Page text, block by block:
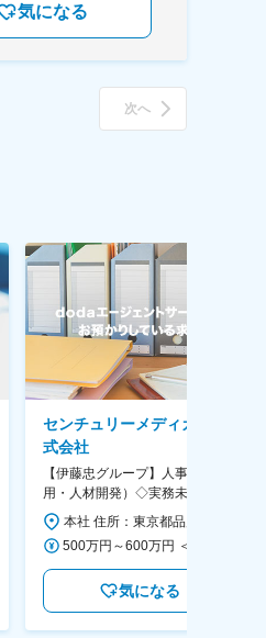
気になる
次へ
センチュリーメディカル株
式会社
【伊藤忠グループ】人事（採
用・人材開発）◇実務未経験歓
迎！／リモート有／年休124日
／福利厚生充実◇
気になる